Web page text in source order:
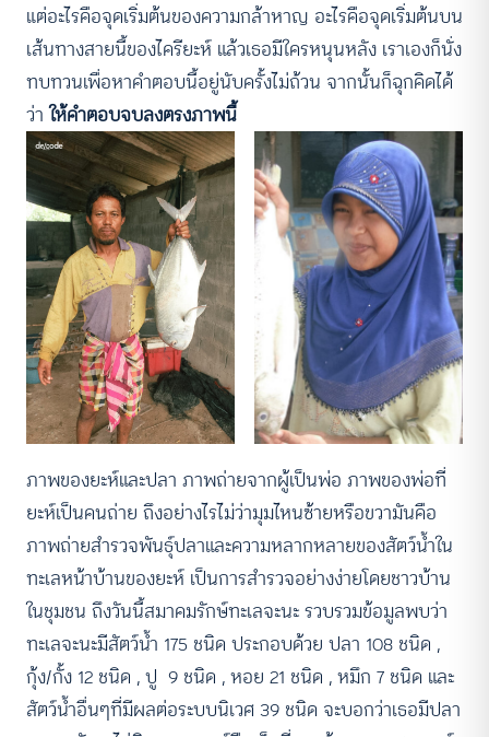
แต่อะไรคือจุดเริ่มต้นของความกล้าหาญ อะไรคือจุดเริ่มต้นบน
เส้นทางสายนี้ของไครียะห์ แล้วเธอมีใครหนุนหลัง เราเองก็นั่ง
ทบทวนเพื่อหาคำตอบนี้อยู่นับครั้งไม่ถ้วน จากนั้นก็ฉุกคิดได้
ว่าให้คำตอบจบลงตรงภาพนี้ ​
ภาพของยะห์และปลา ภาพถ่ายจากผู้เป็นพ่อ ภาพของพ่อที่
ยะห์เป็นคนถ่าย ถึงอย่างไรไม่ว่ามุมไหนซ้ายหรือขวามันคือ
ภาพถ่ายสำรวจพันธุ์ปลาและความหลากหลายของสัตว์น้ำใน
ทะเลหน้าบ้านของยะห์ เป็นการสำรวจอย่างง่ายโดยชาวบ้าน
ในชุมชน ถึงวันนี้สมาคมรักษ์ทะเลจะนะ รวบรวมข้อมูลพบว่า
ทะเลจะนะมีสัตว์น้ำ 175 ชนิด ประกอบด้วย ปลา 108 ชนิด ,
กุ้ง/กั้ง 12 ชนิด , ปู 9 ชนิด , หอย 21 ชนิด , หมึก 7 ชนิด และ
สัตว์น้ำอื่นๆที่มีผลต่อระบบนิเวศ 39 ชนิด จะบอกว่าเธอมีปลา